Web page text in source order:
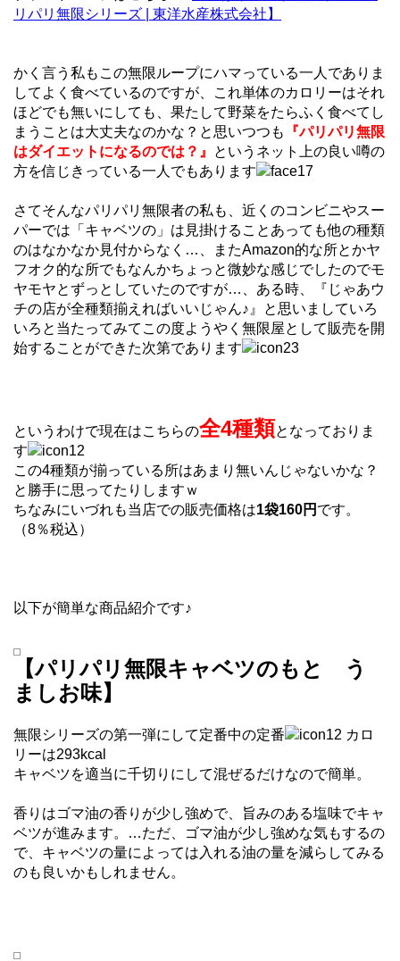
リパリ無限シリーズ | 東洋水産株式会社】
かく言う私もこの無限ループにハマっている一人でありま
してよく食べているのですが、これ単体のカロリーはそれ
ほどでも無いにしても、果たして野菜をたらふく食べてし
まうことは大丈夫なのかな？と思いつつも
『パリパリ無限
はダイエットになるのでは？』
というネット上の良い噂の
方を信じきっている一人でもあります
さてそんなパリパリ無限者の私も、近くのコンビニやスー
パーでは「キャベツの」は見掛けることあっても他の種類
のはなかなか見付からなく…、またAmazon的な所とかヤ
フオク的な所でもなんかちょっと微妙な感じでしたのでモ
ヤモヤとずっとしていたのですが…、ある時、『じゃあウ
チの店が全種類揃えればいいじゃん♪』と思いましていろ
いろと当たってみてこの度ようやく無限屋として販売を開
始することができた次第であります
というわけで現在はこちらの全4種類となっておりま
す
この4種類が揃っている所はあまり無いんじゃないかな？
と勝手に思ってたりしますｗ
ちなみにいづれも当店での販売価格は1袋160円 です。
（8％税込）
以下が簡単な商品紹介です♪
【パリパリ無限キャベツのもと う
ましお味】
無限シリーズの第一弾にして定番中の定番
カロ
リーは293kcal
キャベツを適当に千切りにして混ぜるだけなので簡単。
香りはゴマ油の香りが少し強めで、旨みのある塩味でキャ
ベツが進みます。…ただ、ゴマ油が少し強めな気もするの
で、キャベツの量によっては入れる油の量を減らしてみる
のも良いかもしれません。